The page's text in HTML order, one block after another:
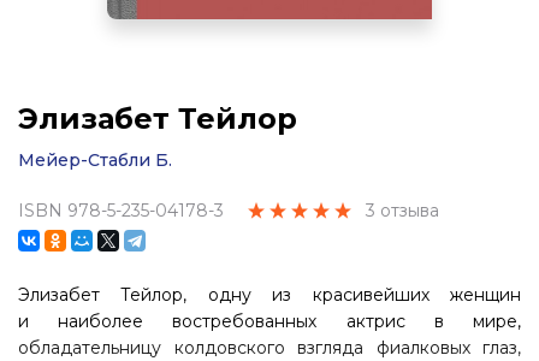
Элизабет Тейлор
Мейер-Стабли Б.
ISBN 978-5-235-04178-3 3 отзыва
Элизабет Тейлор, одну из красивейших женщин
и наиболее востребованных актрис в мире,
обладательницу колдовского взгляда фиалковых глаз,